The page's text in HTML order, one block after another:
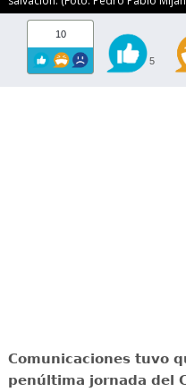
10
5
Comunicaciones tuvo
penúltima jornada del